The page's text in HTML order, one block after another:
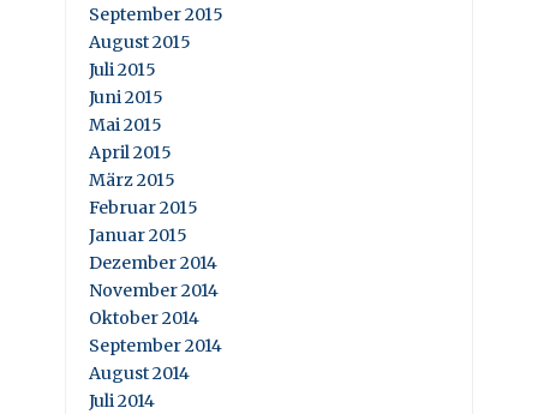
September 2015
August 2015
Juli 2015
Juni 2015
Mai 2015
April 2015
März 2015
Februar 2015
Januar 2015
Dezember 2014
November 2014
Oktober 2014
September 2014
August 2014
Juli 2014